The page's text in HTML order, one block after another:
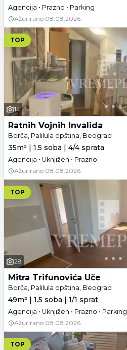
Agencija • Prazno • Parking
Ažurirano 08.08.2026.
TOP
14
Ratnih Vojnih Invalida
Borča, Palilula opština, Beograd
35m² | 1.5 soba | 4/4 sprata
Agencija • Uknjižen • Prazno
Ažurirano 08.08.2026.
TOP
28
Mitra Trifunovića Uče
Borča, Palilula opština, Beograd
49m² | 1.5 soba | 1/1 sprat
Agencija • Uknjižen • Prazno • Parking
Ažurirano 08.08.2026.
TOP